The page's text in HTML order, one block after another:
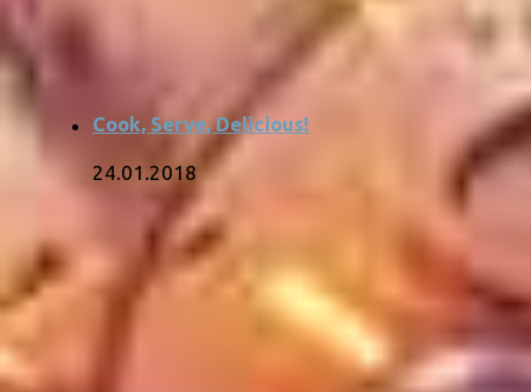
Cook, Serve, Delicious!
24.01.2018